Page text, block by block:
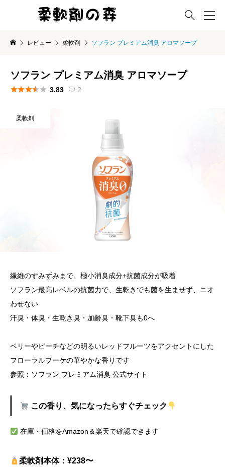

レビュー 柔軟剤 ソフラン プレミアム消臭 アロマソープ
ソフラン プレミアム消臭 アロマソープ
 3.83  2
柔軟剤
繊維のすみずみまで、極小消臭成分+抗菌成分が吸着
ソフラン最高レベルの抗菌力で、生乾きでも菌を生ませず、ニオ
わせない
汗臭・体臭・生乾き臭・加齢臭・靴下臭も0へ
ベリーやピーチなどの明るいレッドフルーツをアクセントにした
フローラルブーケの華やかな香りです
参照：ソフラン プレミアム消臭 公式サイト
この香り、気になったらすぐチェック
在庫・価格をAmazon＆楽天で確認できます
柔軟剤本体：¥238〜